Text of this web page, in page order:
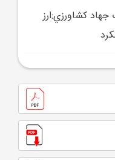
جهاد کشاورزي:ارز